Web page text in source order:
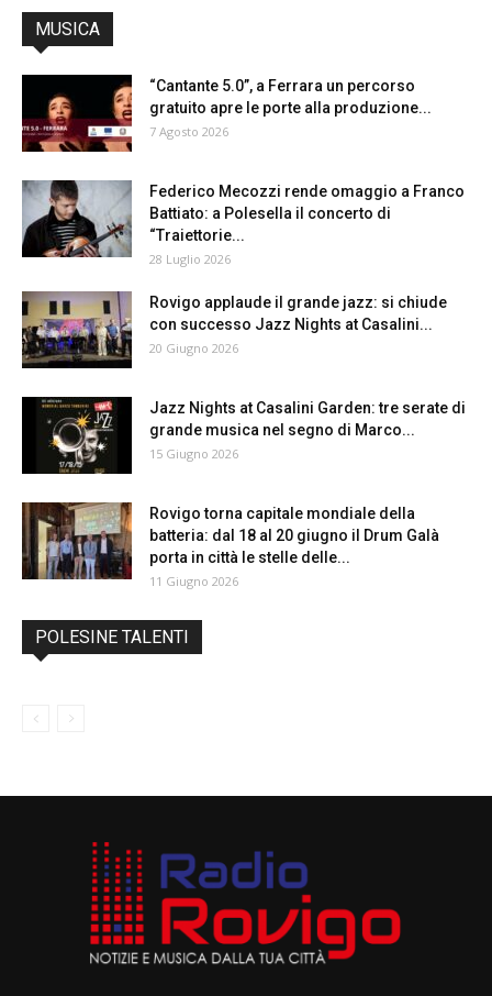
MUSICA
“Cantante 5.0”, a Ferrara un percorso
gratuito apre le porte alla produzione...
7 Agosto 2026
Federico Mecozzi rende omaggio a Franco
Battiato: a Polesella il concerto di
“Traiettorie...
28 Luglio 2026
Rovigo applaude il grande jazz: si chiude
con successo Jazz Nights at Casalini...
20 Giugno 2026
Jazz Nights at Casalini Garden: tre serate di
grande musica nel segno di Marco...
15 Giugno 2026
Rovigo torna capitale mondiale della
batteria: dal 18 al 20 giugno il Drum Galà
porta in città le stelle delle...
11 Giugno 2026
POLESINE TALENTI